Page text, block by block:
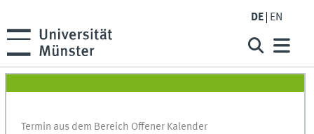
DE EN
Termin aus dem Bereich Offener Kalender